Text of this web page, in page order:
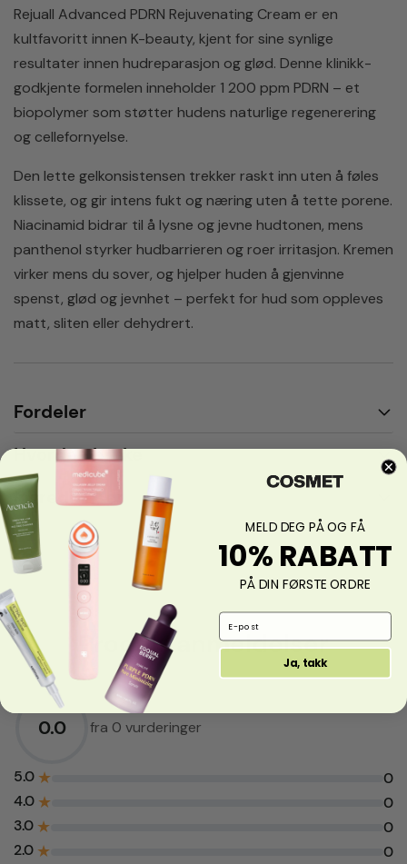
Rejuall Advanced PDRN Rejuvenating Cream er en
kultfavoritt innen K-beauty, kjent for sine synlige
resultater innen hudreparasjon og glød. Denne klinikk-
godkjente formelen inneholder 1 200 ppm PDRN – et
biopolymer som støtter hudens naturlige regenerering
og cellefornyelse.
Den lette gelkonsistensen trekker raskt inn uten å føles
klissete, og gir intens fukt og næring uten å tette porene.
Niacinamid bidrar til å lysne og jevne hudtonen, mens
panthenol styrker hudbarrieren og roer irritasjon. Kremen
virker mens du sover, og hjelper huden å gjenvinne
spenst, glød og jevnhet – perfekt for hud som oppleves
matt, sliten eller dehydrert.
Fordeler
Hvordan bruke
Ingredienser
Produktanmeldelser
0.0 fra 0 vurderinger
5.0 ★
0
4.0 ★
0
3.0 ★
0
2.0 ★
0
MELD DEG PÅ OG FÅ
10% RABATT
PÅ DIN FØRSTE ORDRE
Email Address
Ja, takk